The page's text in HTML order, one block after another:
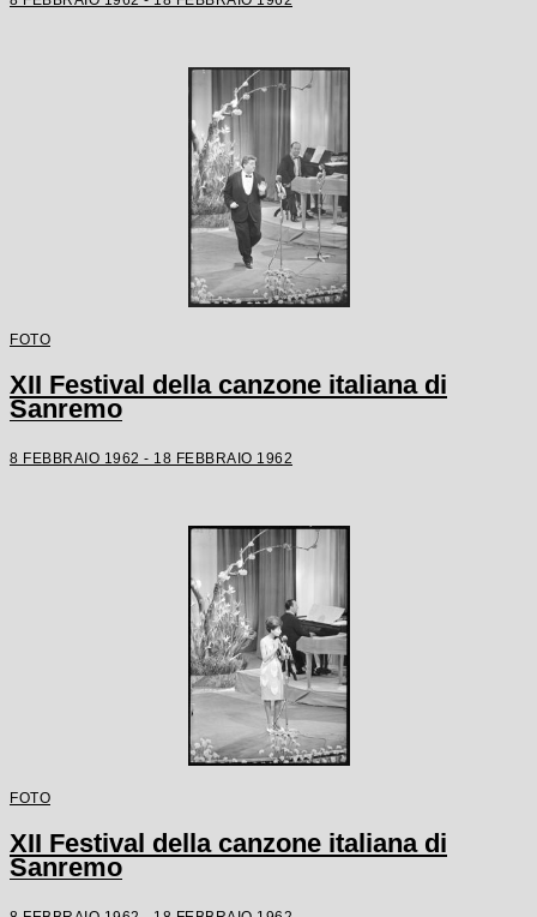
FOTO
XII Festival della canzone italiana di
Sanremo
8 FEBBRAIO 1962 - 18 FEBBRAIO 1962
FOTO
XII Festival della canzone italiana di
Sanremo